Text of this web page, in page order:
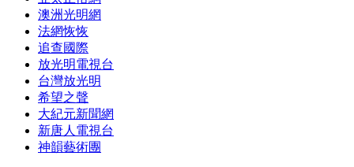
澳洲光明網
法網恢恢
追查國際
放光明電視台
台灣放光明
希望之聲
大紀元新聞網
新唐人電視台
神韻藝術團